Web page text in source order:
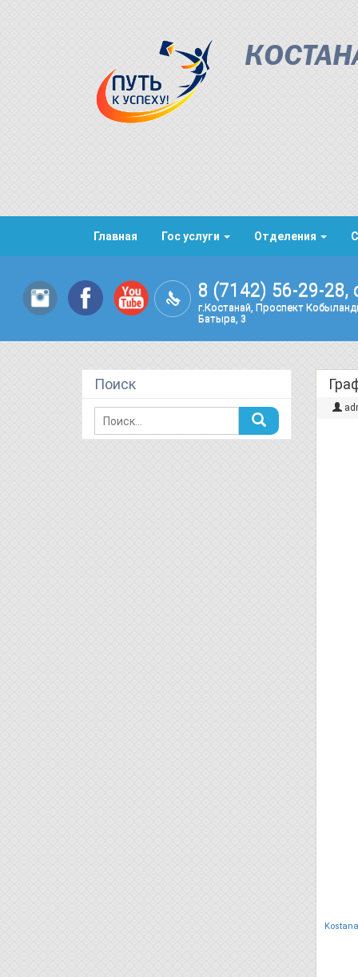
Главная Гос услуги Отделения
8 (7142) 56-29-28,
г.Костанай, Проспект
Батыра, 3
Поиск